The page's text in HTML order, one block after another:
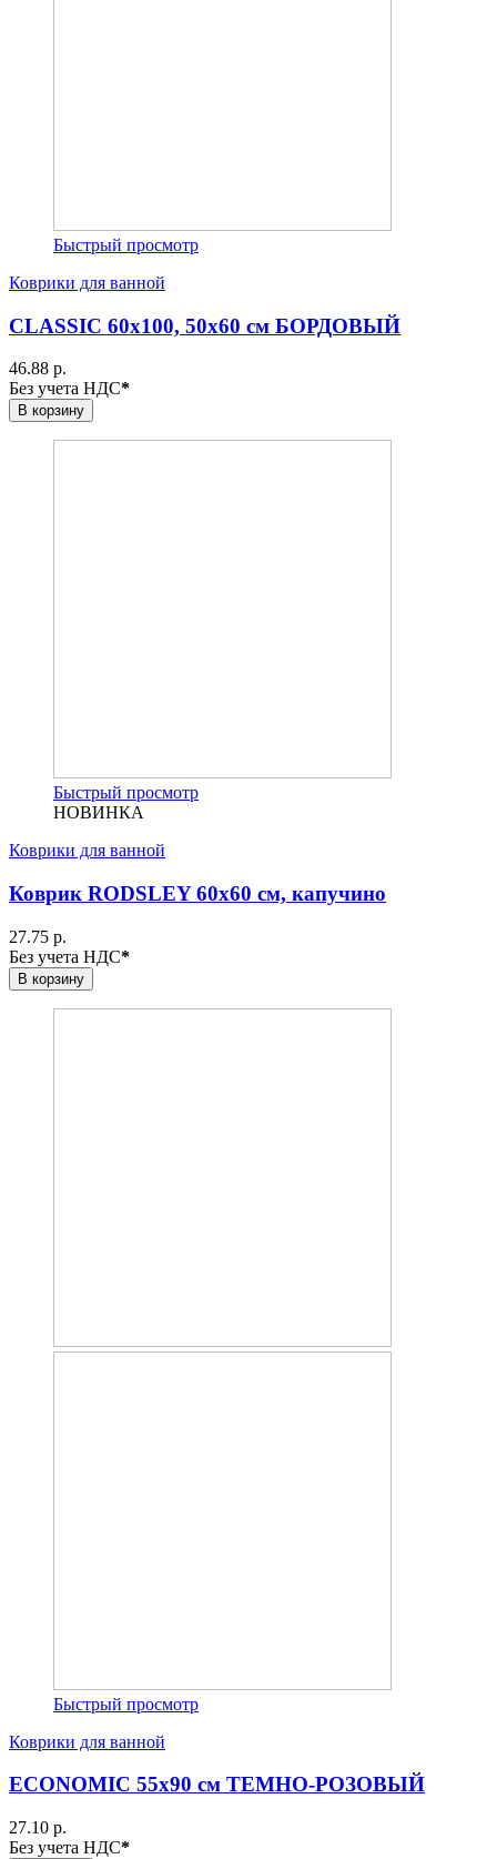
Быстрый просмотр
Коврики для ванной
CLASSIC 60х100, 50х60 см БОРДОВЫЙ
46.88 р.
Без учета НДС*
В корзину
Быстрый просмотр
НОВИНКА
Коврики для ванной
Коврик RODSLEY 60х60 см, капучино
27.75 р.
Без учета НДС*
В корзину
Быстрый просмотр
Коврики для ванной
ECONOMIC 55х90 см ТЕМНО-РОЗОВЫЙ
27.10 р.
Без учета НДС*